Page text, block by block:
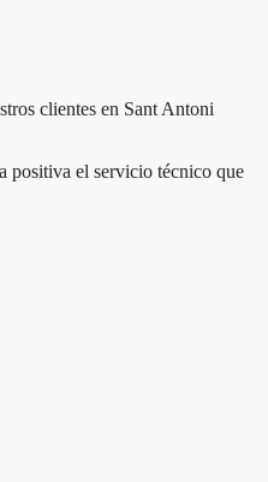
clientes en Sant Antoni
positiva el servicio técnico que